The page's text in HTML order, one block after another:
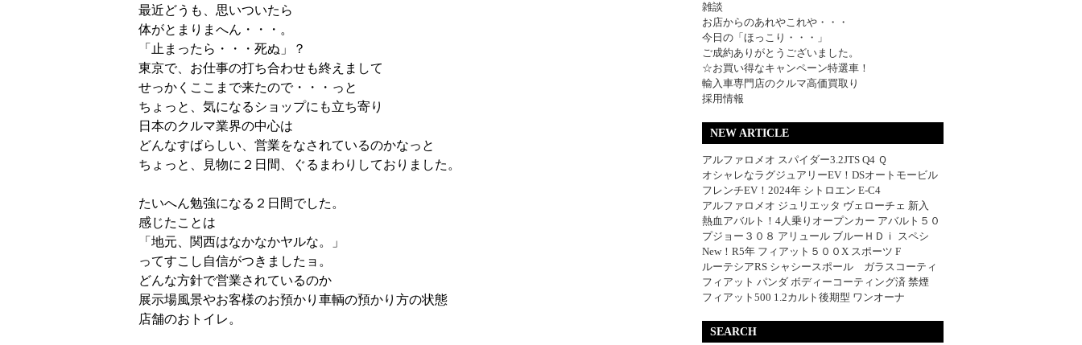
最近どうも、思いついたら
体がとまりまへん・・・。
「止まったら・・・死ぬ」？
東京で、お仕事の打ち合わせも終えまして
せっかくここまで来たので・・・っと
ちょっと、気になるショップにも立ち寄り
日本のクルマ業界の中心は
どんなすばらしい、営業をなされているのかなっと
ちょっと、見物に２日間、ぐるまわりしておりました。
たいへん勉強になる２日間でした。
感じたことは
「地元、関西はなかなかヤルな。」
ってすこし自信がつきましたョ。
どんな方針で営業されているのか
展示場風景やお客様のお預かり車輌の預かり方の状態
店舗のおトイレ。
雑談
お店からのあれやこれや・・・
今日の「ほっこり・・・」
ご成約ありがとうございました。
☆お買い得なキャンペーン特選車！
輸入車専門店のクルマ高価買取り
採用情報
NEW ARTICLE
アルファロメオ スパイダー3.2JTS Q4 Ｑ
オシャレなラグジュアリーEV！DSオートモービル
フレンチEV！2024年 シトロエン E-C4
アルファロメオ ジュリエッタ ヴェローチェ 新入
熱血アバルト！4人乗りオープンカー アバルト５０
プジョー３０８ アリュール ブルーＨＤｉ スペシ
New！R5年 フィアット５００X スポーツ F
ルーテシアRS シャシースポール ガラスコーティ
フィアット パンダ ボディーコーティング済 禁煙
フィアット500 1.2カルト後期型 ワンオーナ
SEARCH